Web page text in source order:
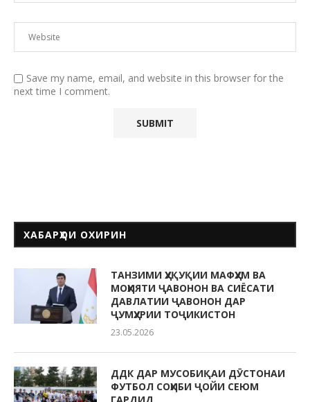
Save my name, email, and website in this browser for the
next time I comment.
ХАБАРҲОИ ОХИРИН
ТАНЗИМИ ҲУҚУҚИИ МАФҲУМ ВА
МОҲИЯТИ ҶАВОНОН ВА СИЁСАТИ
ДАВЛАТИИ ҶАВОНОН ДАР
ҶУМҲУРИИ ТОҶИКИСТОН
23.05.2026
ДДК ДАР МУСОБИҚАИ ДӮСТОНАИ
ФУТБОЛ СОҲИБИ ҶОЙИ СЕЮМ